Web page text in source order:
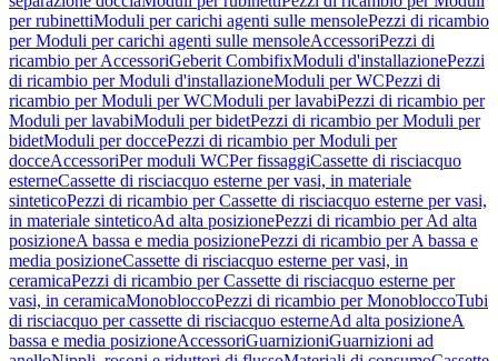
per rubinettiModuli per carichi agenti sulle mensolePezzi di ricambio
per Moduli per carichi agenti sulle mensoleAccessoriPezzi di
ricambio per AccessoriGeberit CombifixModuli d'installazionePezzi
di ricambio per Moduli d'installazioneModuli per WCPezzi di
ricambio per Moduli per WCModuli per lavabiPezzi di ricambio per
Moduli per lavabiModuli per bidetPezzi di ricambio per Moduli per
bidetModuli per doccePezzi di ricambio per Moduli per
docceAccessoriPer moduli WCPer fissaggiCassette di risciacquo
esterneCassette di risciacquo esterne per vasi, in materiale
sinteticoPezzi di ricambio per Cassette di risciacquo esterne per vasi,
in materiale sinteticoAd alta posizionePezzi di ricambio per Ad alta
posizioneA bassa e media posizionePezzi di ricambio per A bassa e
media posizioneCassette di risciacquo esterne per vasi, in
ceramicaPezzi di ricambio per Cassette di risciacquo esterne per
vasi, in ceramicaMonobloccoPezzi di ricambio per MonobloccoTubi
di risciacquo per cassette di risciacquo esterneAd alta posizioneA
bassa e media posizioneAccessoriGuarnizioniGuarnizioni ad